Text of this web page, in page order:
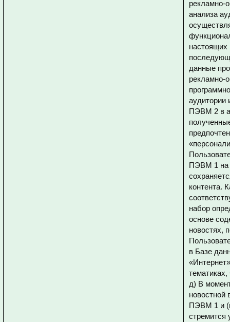
анализа
данные
рекламно-
аудитории
ПЭВМ 2 в
ПЭВМ 1 на
контента.
набор
основе
новостях,
в Базе
д) В
новостной
ПЭВМ 1 и
стремится